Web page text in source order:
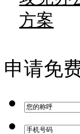
方案
申请免